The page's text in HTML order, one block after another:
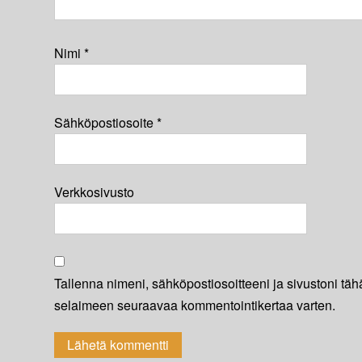
Nimi*
Sähköpostiosoite*
Verkkosivusto
Tallenna nimeni, sähköpostiosoitteeni ja sivustoni
selaimeen seuraavaa kommentointikertaa varten.